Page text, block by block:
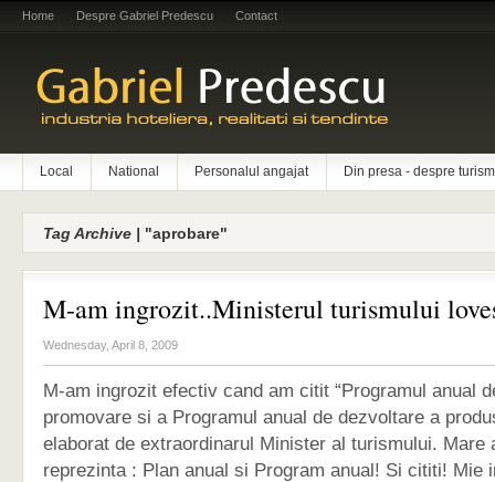
Home Despre Gabriel Predescu Contact
Local National Personalul angajat Din presa - despre turism
Tag Archive | "aprobare"
M-am ingrozit..Ministerul turismului
Wednesday, April 8, 2009
M-am ingrozit efectiv cand am citit “Programul anual
promovare si a Programul anual de dezvoltare a
elaborat de extraordinarul Minister al turismului. Mare
reprezinta : Plan anual si Program anual! Si cititi! Mie